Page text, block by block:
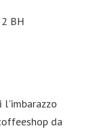
BH
l'imbarazzo
da